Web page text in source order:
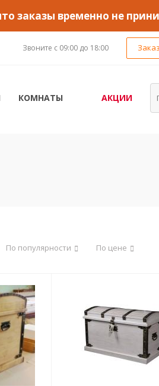
заказы временно не
Звоните с 09:00 до 18:00
КОМНАТЫ АКЦИИ
По популярности По цене